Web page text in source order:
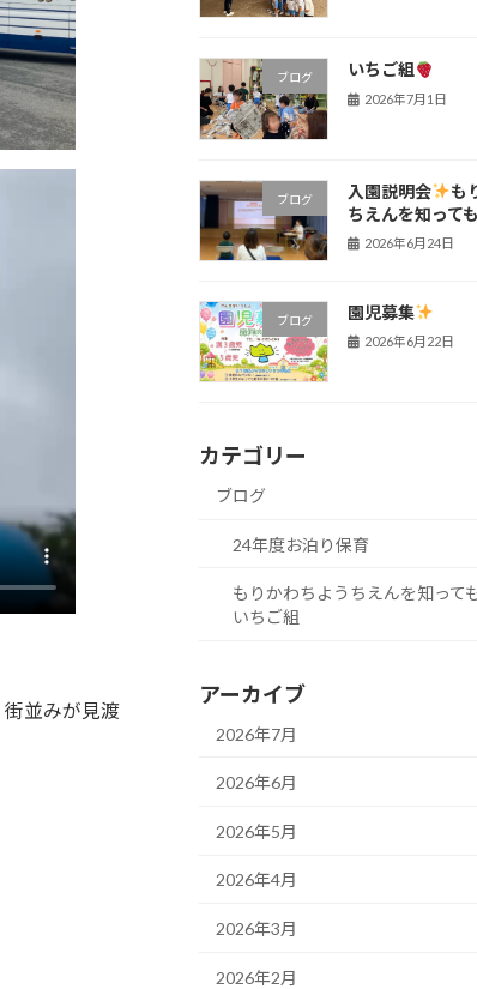
街並みが見渡
ブログ いちご組
2026年7月1日
ブログ 入園説明会
も
ちえんを知って
2026年6月24日
ブログ 園児募集
2026年6月22日
カテゴリー
ブログ
24年度お泊り保育
もりかわちようちえんを知って
いちご組
アーカイブ
2026年7月
2026年6月
2026年5月
2026年4月
2026年3月
2026年2月